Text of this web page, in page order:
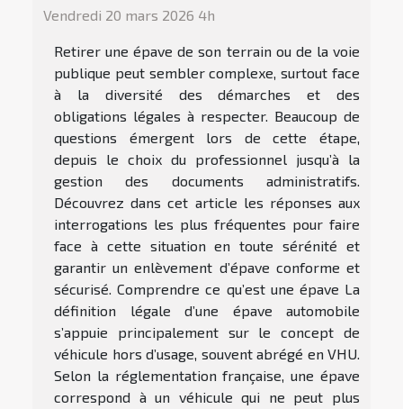
Vendredi 20 mars 2026 4h
Retirer une épave de son terrain ou de la voie
publique peut sembler complexe, surtout face
à la diversité des démarches et des
obligations légales à respecter. Beaucoup de
questions émergent lors de cette étape,
depuis le choix du professionnel jusqu’à la
gestion des documents administratifs.
Découvrez dans cet article les réponses aux
interrogations les plus fréquentes pour faire
face à cette situation en toute sérénité et
garantir un enlèvement d’épave conforme et
sécurisé. Comprendre ce qu’est une épave La
définition légale d’une épave automobile
s’appuie principalement sur le concept de
véhicule hors d’usage, souvent abrégé en VHU.
Selon la réglementation française, une épave
correspond à un véhicule qui ne peut plus